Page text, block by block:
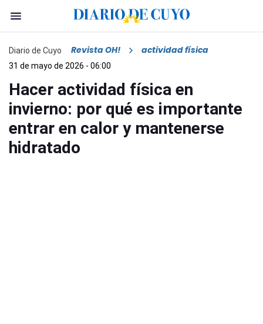
Diario de Cuyo Revista OH! actividad física
31 de mayo de 2026 - 06:00
Hacer actividad física en
invierno: por qué es importante
entrar en calor y mantenerse
hidratado